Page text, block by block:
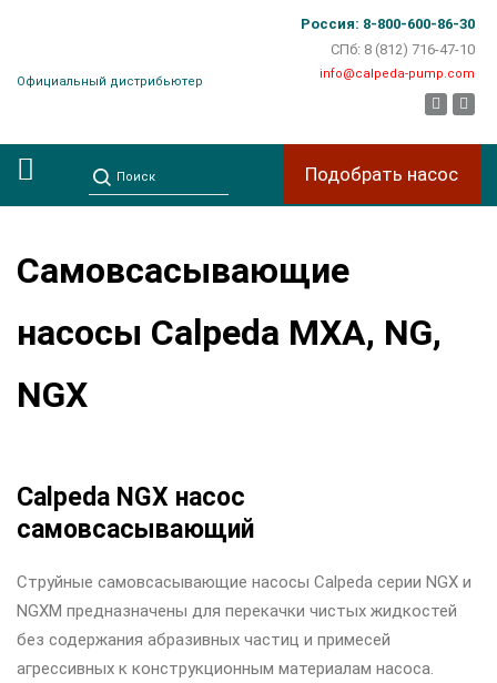
Официальный дистрибьютер
Россия: 8-800-600-86-30
СПб: 8 (812) 716-47-10
facebook
info@calpeda-pump.com
Подобрать насос
Самовсасывающие
насосы Calpeda MXA, NG,
NGX
Calpeda NGX насос
самовсасывающий
Струйные самовсасывающие насосы Calpeda серии NGX и
NGXM предназначены для перекачки чистых жидкостей
без содержания абразивных частиц и примесей
агрессивных к конструкционным материалам насоса.